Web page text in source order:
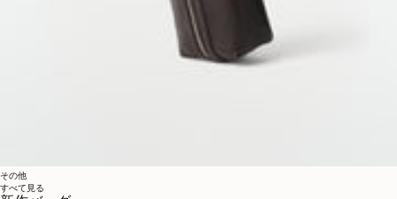
その他
すべて見る